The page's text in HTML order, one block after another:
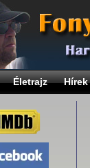
Életrajz Hírek